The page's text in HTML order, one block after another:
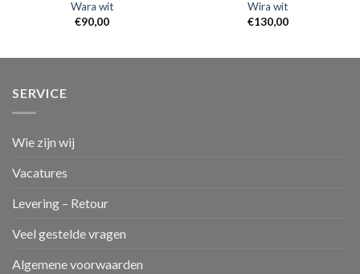
Wara wit
€90,00
Wira wit
€130,00
SERVICE
Wie zijn wij
Vacatures
Levering – Retour
Veel gestelde vragen
Algemene voorwaarden